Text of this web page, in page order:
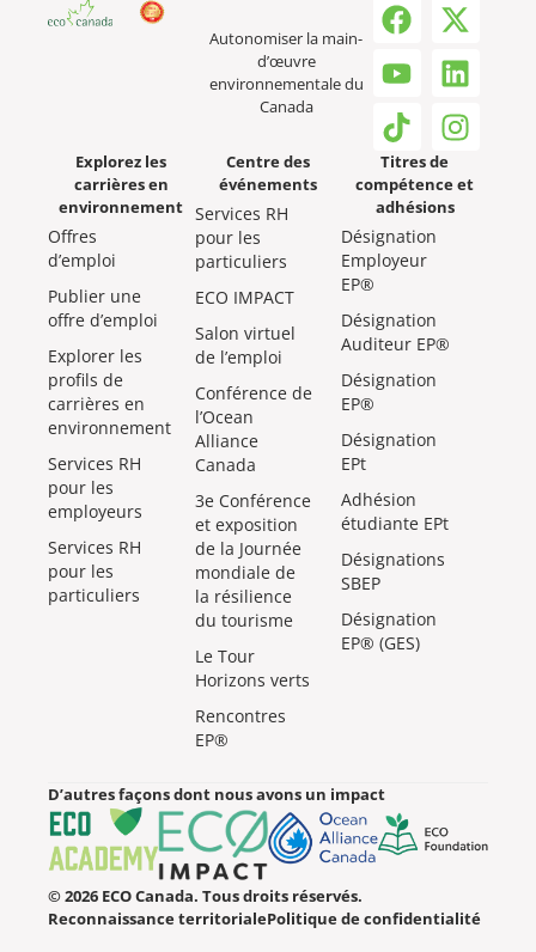
Autonomiser la main-
d’œuvre
environnementale du
Canada
Explorez les
carrières en
environnement
Offres
d’emploi
Publier une
offre d’emploi
Explorer les
profils de
carrières en
environnement
Services RH
pour les
employeurs
Services RH
pour les
particuliers
Centre des
événements
Services RH
pour les
particuliers
ECO IMPACT
Salon virtuel
de l’emploi
Conférence de
l’Ocean
Alliance
Canada
3e Conférence
et exposition
de la Journée
mondiale de
la résilience
du tourisme
Le Tour
Horizons verts
Rencontres
EP®
Titres de
compétence et
adhésions
Désignation
Employeur
EP®
Désignation
Auditeur EP®
Désignation
EP®
Désignation
EPt
Adhésion
étudiante EPt
Désignations
SBEP
Désignation
EP® (GES)
D’autres façons dont nous avons un impact
© 2026 ECO Canada. Tous droits réservés.
Reconnaissance territorialePolitique de confidentialité